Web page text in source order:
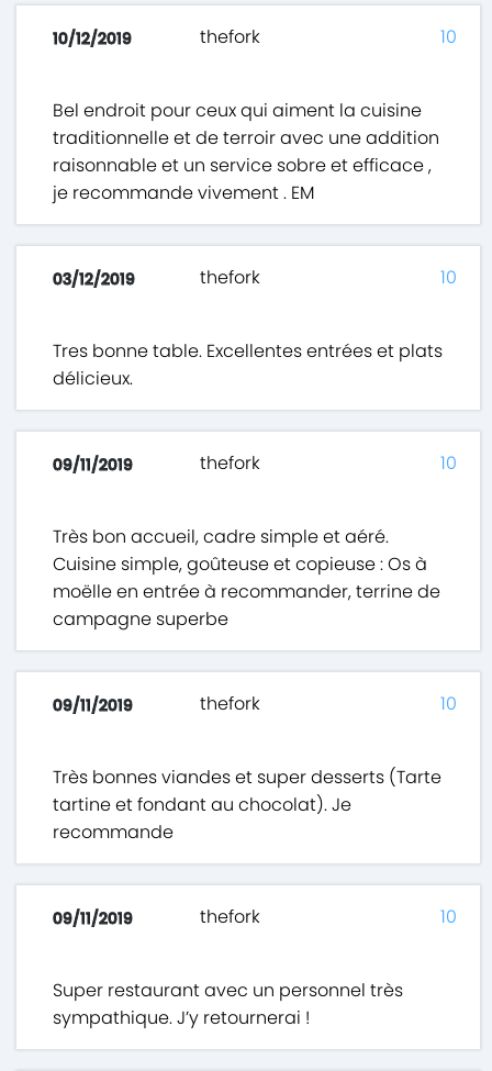
10/12/2019 thefork
Bel endroit pour ceux qui aiment la cuisine
traditionnelle et de terroir avec une addition
raisonnable et un service sobre et efficace ,
je recommande vivement . EM
10
03/12/2019 thefork
Tres bonne table. Excellentes entrées et plats
délicieux.
10
09/11/2019 thefork
Très bon accueil, cadre simple et aéré.
Cuisine simple, goûteuse et copieuse : Os à
moëlle en entrée à recommander, terrine de
campagne superbe
10
09/11/2019 thefork
Très bonnes viandes et super desserts (Tarte
tartine et fondant au chocolat). Je
recommande
10
09/11/2019 thefork
Super restaurant avec un personnel très
sympathique. J’y retournerai !
10